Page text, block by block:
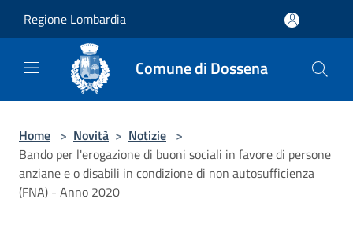
Regione Lombardia
Comune di Dossena
Home > Novità > Notizie >
Bando per l'erogazione di buoni sociali in favore di persone
anziane e o disabili in condizione di non autosufficienza
(FNA) - Anno 2020